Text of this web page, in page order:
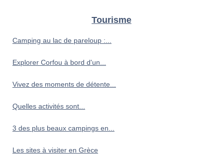
Tourisme
Camping au lac de pareloup :...
Explorer Corfou à bord d'un...
Vivez des moments de détente...
Quelles activités sont...
3 des plus beaux campings en...
Les sites à visiter en Grèce